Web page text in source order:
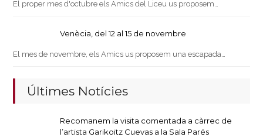
El proper mes d'octubre els Amics del Liceu us proposem…
Venècia, del 12 al 15 de novembre
El mes de novembre, els Amics us proposem una escapada…
Últimes Notícies
Recomanem la visita comentada a càrrec de
l’artista Garikoitz Cuevas a la Sala Parés